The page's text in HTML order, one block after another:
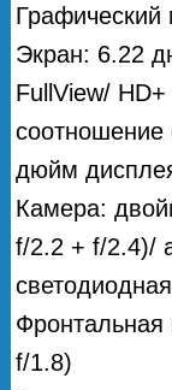
Графический
Экран: 6.22
FullView/
соотношение
дюйм
Камера:
f/2.2 + f/2.4)/
светодиодная
f/1.8)